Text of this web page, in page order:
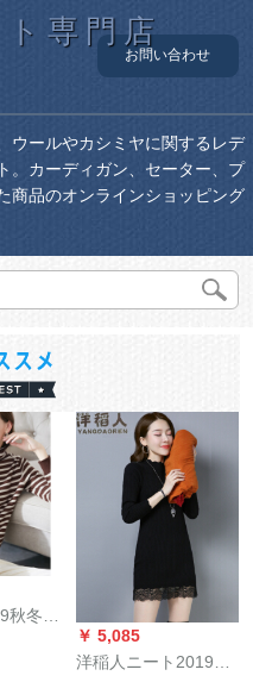
専門店
お問い合わせ
ウールやカシミヤに関するレデ
。カーディガン、セーター、プ
商品のオンラインショッピング
冬の
￥ 5,085
洋稲人ニート2019秋